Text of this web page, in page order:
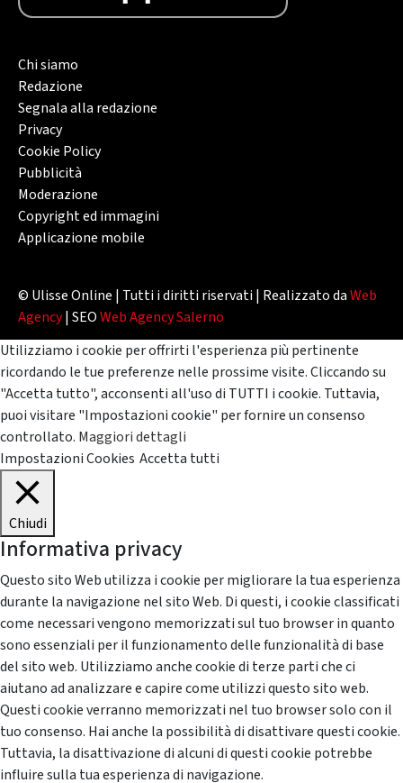
Chi siamo
Redazione
Segnala alla redazione
Privacy
Cookie Policy
Pubblicità
Moderazione
Copyright ed immagini
Applicazione mobile
© Ulisse Online | Tutti i diritti riservati | Realizzato daWeb
Agency| SEOWeb Agency Salerno
Utilizziamo i cookie per offrirti l'esperienza più pertinente
ricordando le tue preferenze nelle prossime visite. Cliccando su
"Accetta tutto", acconsenti all'uso di TUTTI i cookie. Tuttavia,
puoi visitare "Impostazioni cookie" per fornire un consenso
controllato. Maggiori dettagli
Impostazioni Cookies Accetta tutti
Chiudi
Informativa privacy
Questo sito Web utilizza i cookie per migliorare la tua esperienza
durante la navigazione nel sito Web. Di questi, i cookie classificati
come necessari vengono memorizzati sul tuo browser in quanto
sono essenziali per il funzionamento delle funzionalità di base
del sito web. Utilizziamo anche cookie di terze parti che ci
aiutano ad analizzare e capire come utilizzi questo sito web.
Questi cookie verranno memorizzati nel tuo browser solo con il
tuo consenso. Hai anche la possibilità di disattivare questi cookie.
Tuttavia, la disattivazione di alcuni di questi cookie potrebbe
influire sulla tua esperienza di navigazione.